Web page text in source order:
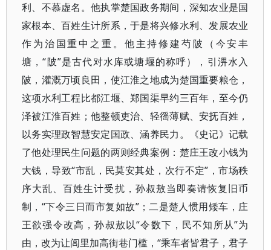
利、不慕虚名。他执掌楚国政务期间，深知农业是国
家根本、百姓生计所系，于是将兴修水利、发展农业
作为治国重中之重。他主持修建芍陂（今安丰
塘，“陂”是古代对水库或塘堰的称呼），引淠水入
陂，灌溉万顷良田，使江淮之地成为楚国重要粮仓，
这项水利工程比都江堰、郑国渠早约三百年，至今仍
泽被江淮百姓；他整顿吏治、轻徭薄赋、安抚百姓，
以务实理政智慧安定国政、涵养民力。《史记》记载
了他处理民生问题的两则经典案例：楚庄王改小钱为
大钱，导致“市乱，民莫安其处，次行不定”，市场秩
序大乱、百姓生计受扰，孙叔敖当即奏请恢复旧币
制，“下令三日而市复如故”；二是楚人惯用矮车，庄
王欲强令改高，孙叔敖以“令数下，民不知所从”为
由，改为让闾里加高街巷门槛，“乘车者皆君子，君子